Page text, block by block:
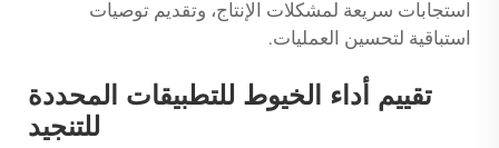
استجابات سريعة لمشكلات الإنتاج، وتقديم توصيات
استباقية لتحسين العمليات.
تقييم أداء الخيوط للتطبيقات المحددة
للتنجيد